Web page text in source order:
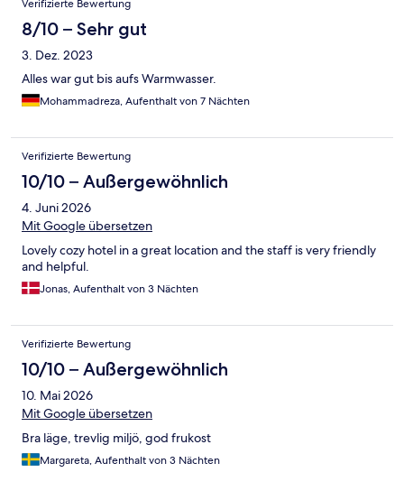
Verifizierte Bewertung
8/10 – Sehr gut
3. Dez. 2023
Alles war gut bis aufs Warmwasser.
Mohammadreza, Aufenthalt von 7 Nächten
Verifizierte Bewertung
10/10 – Außergewöhnlich
4. Juni 2026
Mit Google übersetzen
Lovely cozy hotel in a great location and the staff is very friendly
and helpful.
Jonas, Aufenthalt von 3 Nächten
Verifizierte Bewertung
10/10 – Außergewöhnlich
10. Mai 2026
Mit Google übersetzen
Bra läge, trevlig miljö, god frukost
Margareta, Aufenthalt von 3 Nächten